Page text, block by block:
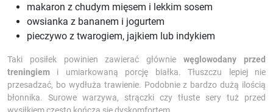
makaron z chudym mięsem i lekkim sosem
owsianka z bananem i jogurtem
pieczywo z twarogiem, jajkiem lub indykiem
Taki posiłek powinien zawierać główniewęglowodany przed
treningiem i umiarkowaną porcję białka. Tłuszczu lepiej nie
przesadzać, bo wydłuża trawienie. Podobnie z bardzo dużą ilością
błonnika. Surowe warzywa, strączki czy tłuste sery tuż przed